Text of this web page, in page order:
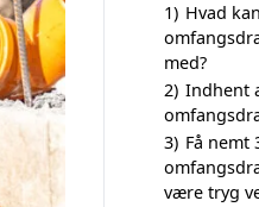
1) Hvad
med?
2) Indhent
3) Få nemt
være tryg